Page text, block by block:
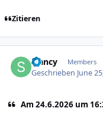
Zitieren
sfancy Members
Geschrieben June
Am 24.6.2026 um